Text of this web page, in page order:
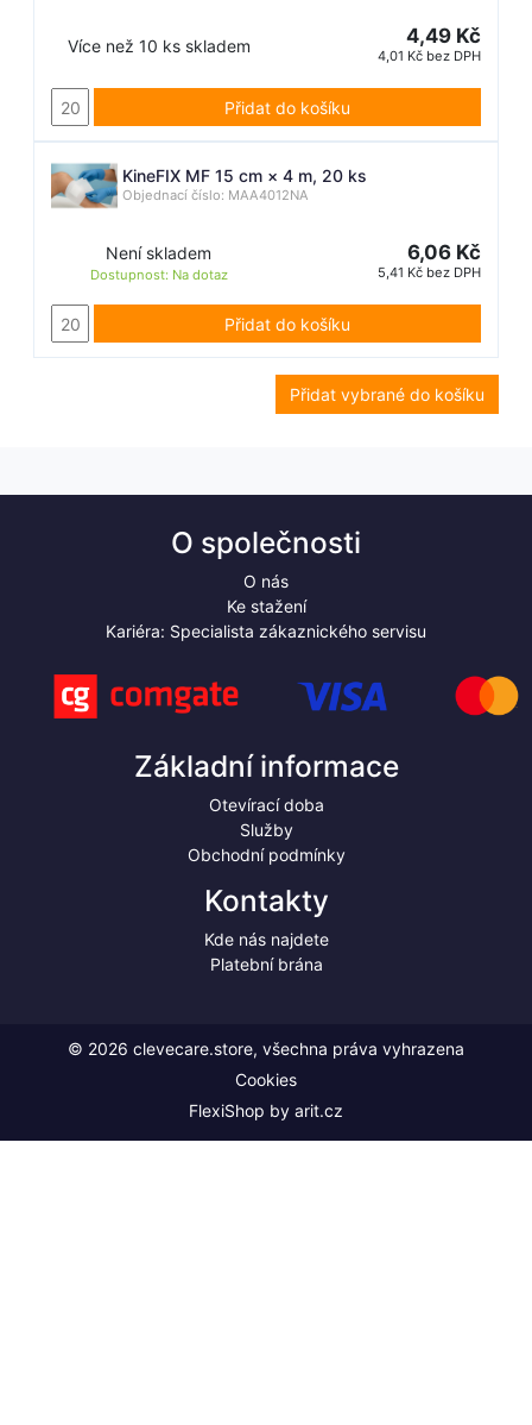
Více než 10 ks skladem 4,49 Kč
4,01 Kč bez DPH
Přidat do košíku
KineFIX MF 15 cm × 4 m, 20 ks
Objednací číslo: MAA4012NA
Není skladem
Dostupnost: Na dotaz
6,06 Kč
5,41 Kč bez DPH
Přidat do košíku
Přidat vybrané do košíku
O společnosti
O nás
Ke stažení
Kariéra: Specialista zákaznického servisu
Základní informace
Otevírací doba
Služby
Obchodní podmínky
Kontakty
Kde nás najdete
Platební brána
© 2026 clevecare.store, všechna práva vyhrazena
Cookies
FlexiShop by arit.cz